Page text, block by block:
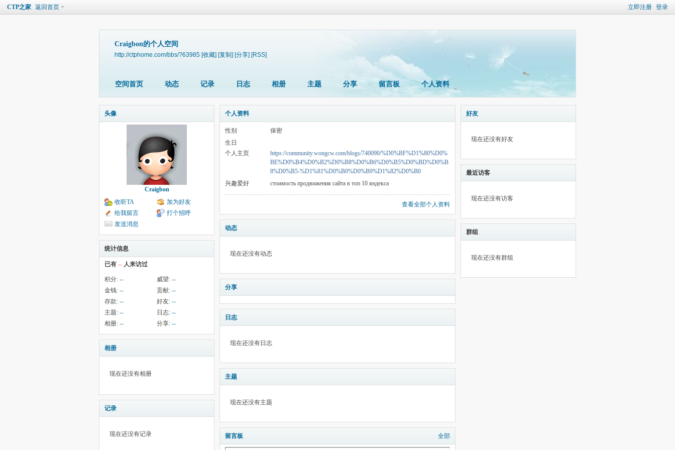
立即注册 登录
CTP之家 返回首页
Craigbon的个人空间
http://ctphome.com/bbs/?63985 [收藏] [复制] [分享] [RSS]
空间首页 动态 记录 日志 相册 主题 分享 留言板 个人资料
头像
Craigbon
收听TA
加为好友
给我留言
打个招呼
发送消息
统计信息
已有 -- 人来访过
积分: -- 威望: --
金钱: -- 贡献: --
存款: -- 好友: --
主题: -- 日志: --
相册: -- 分享: --
相册
现在还没有相册
记录
现在还没有记录
个人资料
性别
保密
生日
个人主页
https://community.wongcw.com/blogs/740090/%D0%BF%D1%80%D0%
BE%D0%B4%D0%B2%D0%B8%D0%B6%D0%B5%D0%BD%D0%B
8%D0%B5-%D1%81%D0%B0%D0%B9%D1%82%D0%B0
兴趣爱好
стоимость продвижения сайта в топ 10 яндекса
查看全部个人资料
动态
现在还没有动态
分享
日志
现在还没有日志
主题
现在还没有主题
留言板 全部
好友
现在还没有好友
最近访客
现在还没有访客
群组
现在还没有群组